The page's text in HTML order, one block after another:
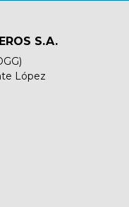
S.A.
López